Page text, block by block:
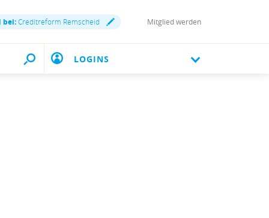
bei:Creditreform Remscheid Mitglied werden
LOGINS